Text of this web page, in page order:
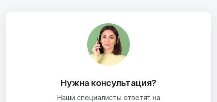
Нужна консультация?
Наши специалисты ответят на